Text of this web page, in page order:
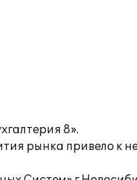
8».
рынка привело к